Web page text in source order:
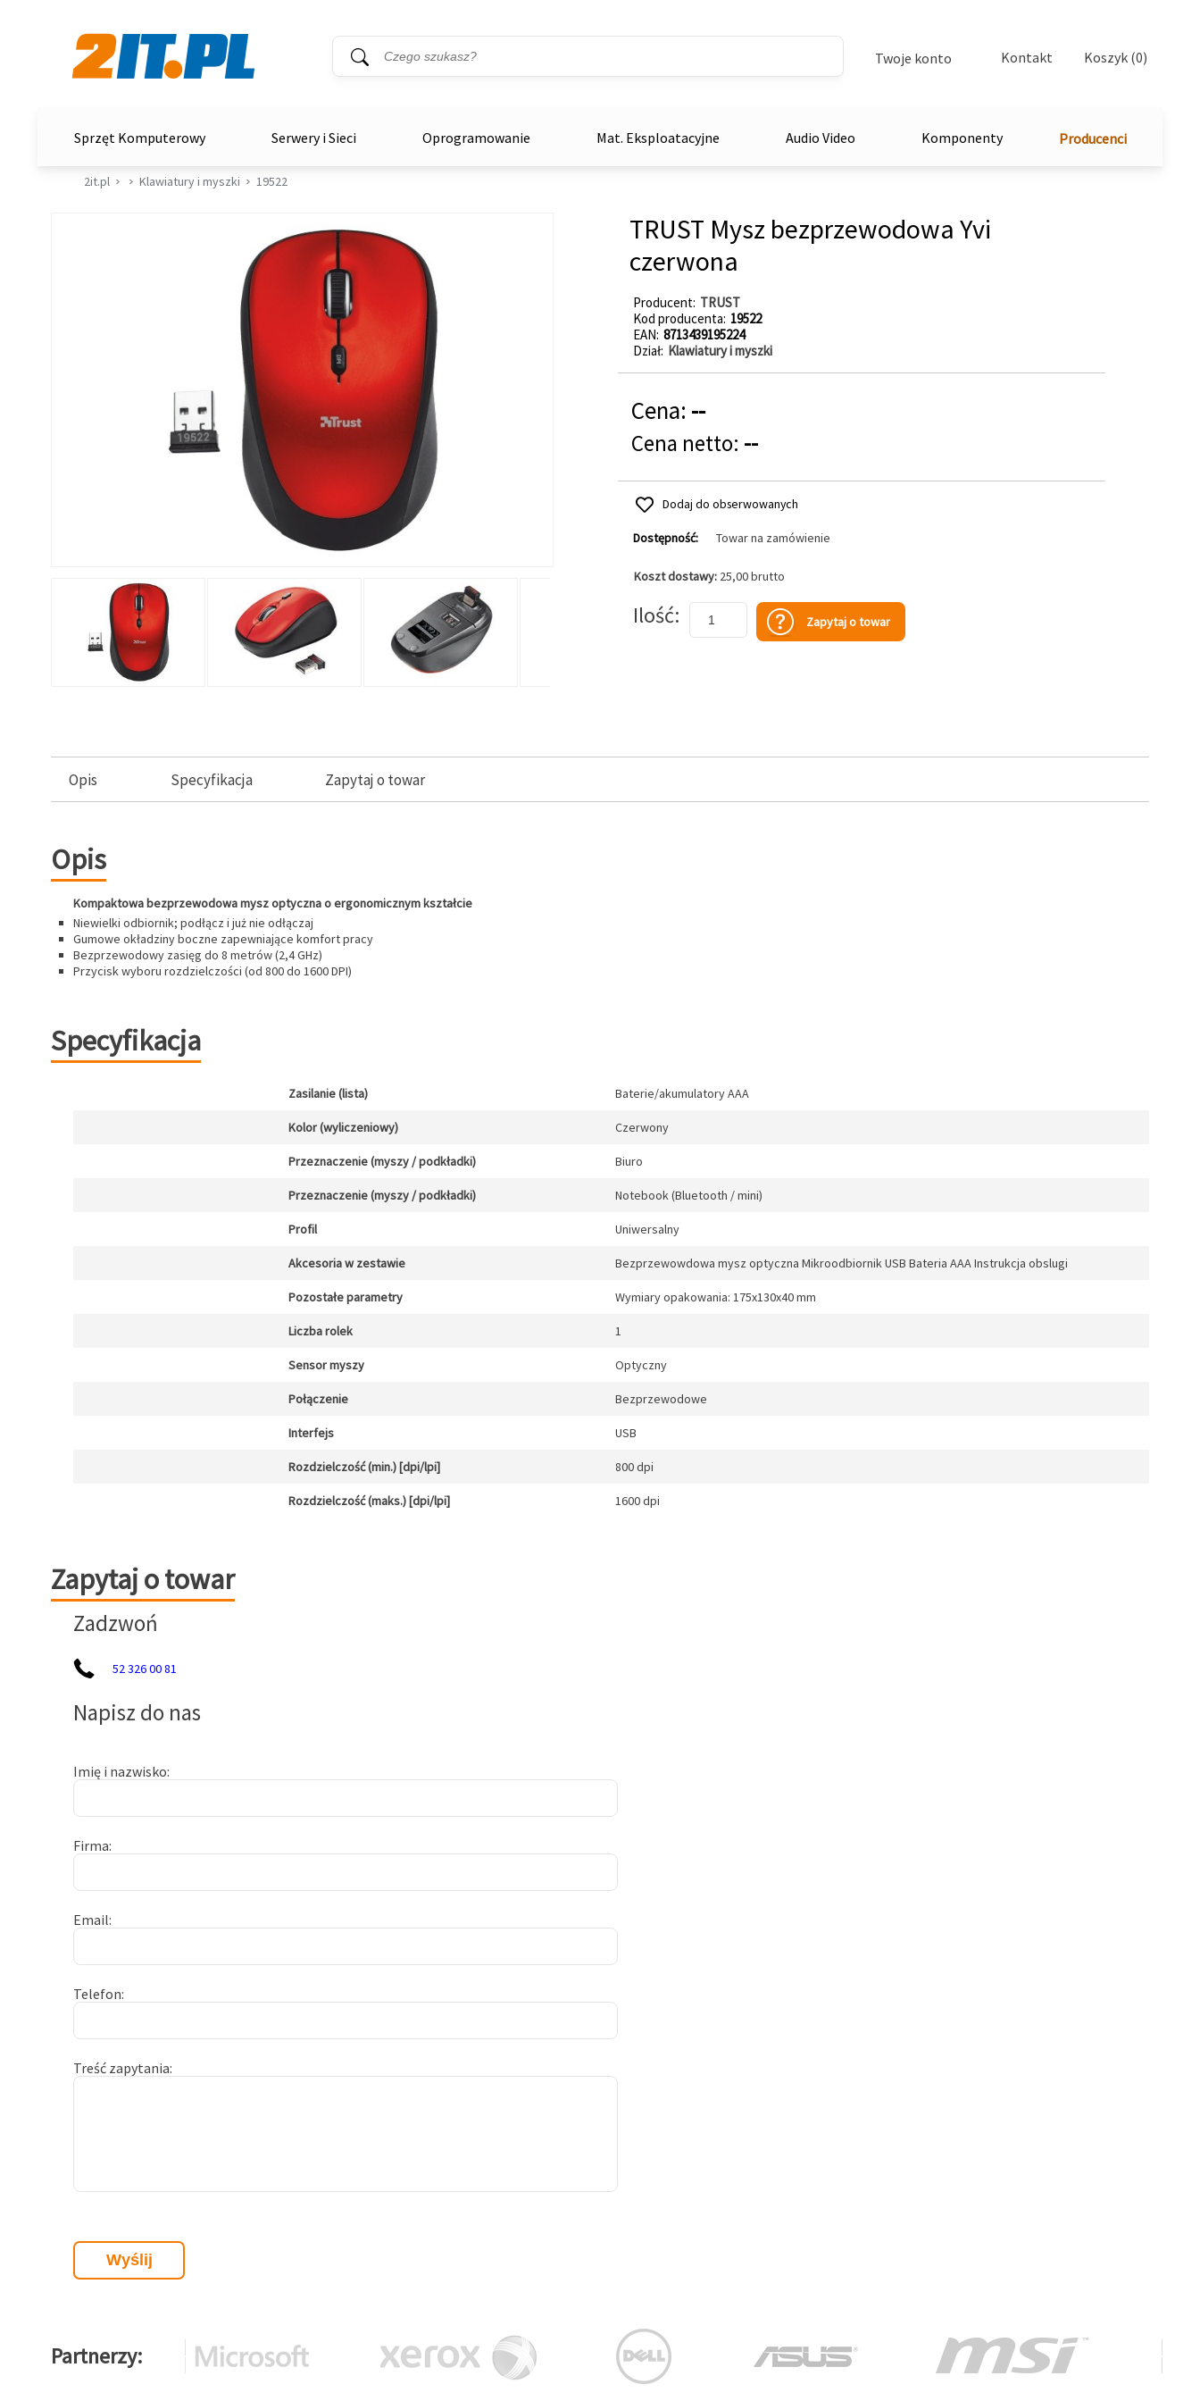
Wyszukiwarka
Słowo kluczowe
Twoje konto Kontakt Koszyk (0)
Sprzęt Komputerowy Serwery i Sieci Oprogramowanie Mat. Eksploatacyjne Audio Video Komponenty Producenci
2it.pl Klawiatury i myszki 19522
TRUST Mysz bezprzewodowa Yvi
czerwona
Producent TRUST
Kod producenta 19522
EAN 8713439195224
Dział Klawiatury i myszki
Cena: --
Cena netto: --
Dodaj do obserwowanych
Dostępność: Towar na zamówienie
Koszt dostawy: 25,00 brutto
Ilość Zapytaj o towar
Opis Specyfikacja Zapytaj o towar
Opis
Kompaktowa bezprzewodowa mysz optyczna o ergonomicznym kształcie
Niewielki odbiornik; podłącz i już nie odłączaj
Gumowe okładziny boczne zapewniające komfort pracy
Bezprzewodowy zasięg do 8 metrów (2,4 GHz)
Przycisk wyboru rozdzielczości (od 800 do 1600 DPI)
Specyfikacja
Zasilanie (lista) Baterie/akumulatory AAA
Kolor (wyliczeniowy) Czerwony
Przeznaczenie (myszy / podkładki) Biuro
Przeznaczenie (myszy / podkładki) Notebook (Bluetooth / mini)
Profil Uniwersalny
Akcesoria w zestawie Bezprzewowdowa mysz optyczna Mikroodbiornik USB Bateria AAA Instrukcja obslugi
Pozostałe parametry Wymiary opakowania: 175x130x40 mm
Liczba rolek 1
Sensor myszy Optyczny
Połączenie Bezprzewodowe
Interfejs USB
Rozdzielczość (min.) [dpi/lpi] 800 dpi
Rozdzielczość (maks.) [dpi/lpi] 1600 dpi
Zapytaj o towar
Zapytaj o towar
Zadzwoń
52 326 00 81
Napisz do nas
Imię i nazwisko
Firma
Email
Telefon
Treść zapytania
Partnerzy